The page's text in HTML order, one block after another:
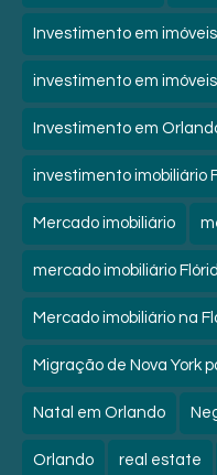
Investimento em imóveis
investimento em
Investimento em
investimento imobiliário
Mercado imobiliário
mercado imobiliário
Mercado imobiliário na
Migração de Nova York
Natal em Orlando
Orlando real estate